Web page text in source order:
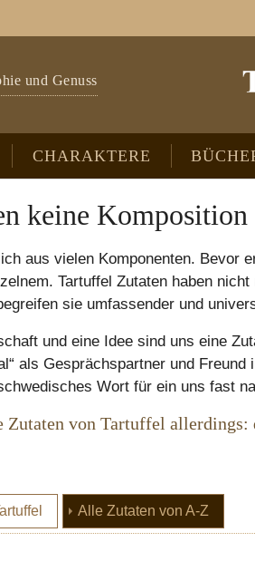
und Genuss
CHARAKTERE
keine Komposition
aus vielen Komponenten. Bevor
Tartuffel Zutaten haben
sie umfassender und
und eine Idee sind uns eine
als Gesprächspartner und
Wort für ein uns fast
Zutaten von Tartuffel allerdings:
Alle Zutaten von A-Z